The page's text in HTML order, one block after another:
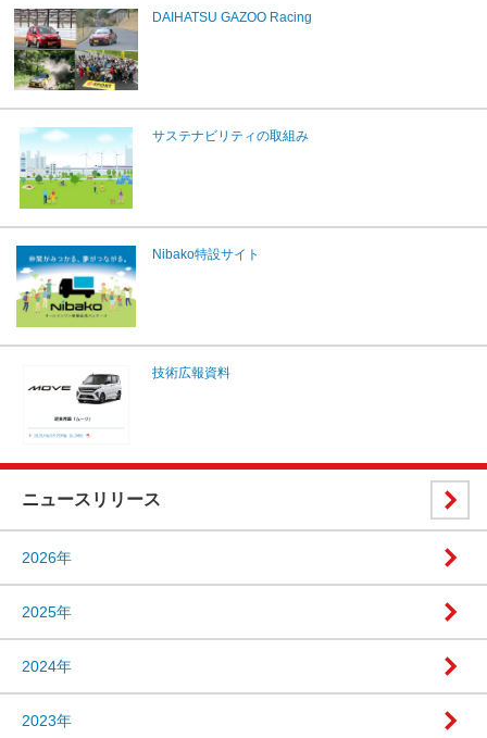
DAIHATSU GAZOO Racing
サステナビリティの取組み
Nibako特設サイト
技術広報資料
ニュースリリース
2026年
2025年
2024年
2023年